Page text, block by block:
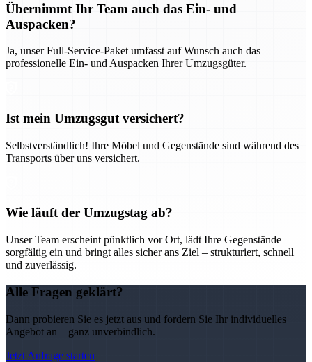
Übernimmt Ihr Team auch das Ein- und
Auspacken?
Ja, unser Full-Service-Paket umfasst auf Wunsch auch das
professionelle Ein- und Auspacken Ihrer Umzugsgüter.
Ist mein Umzugsgut versichert?
Selbstverständlich! Ihre Möbel und Gegenstände sind während des
Transports über uns versichert.
Wie läuft der Umzugstag ab?
Unser Team erscheint pünktlich vor Ort, lädt Ihre Gegenstände
sorgfältig ein und bringt alles sicher ans Ziel – strukturiert, schnell
und zuverlässig.
Alle Fragen geklärt?
Dann probieren Sie es jetzt aus und fordern Sie Ihr individuelles
Angebot an – ganz unverbindlich.
Jetzt Anfrage starten